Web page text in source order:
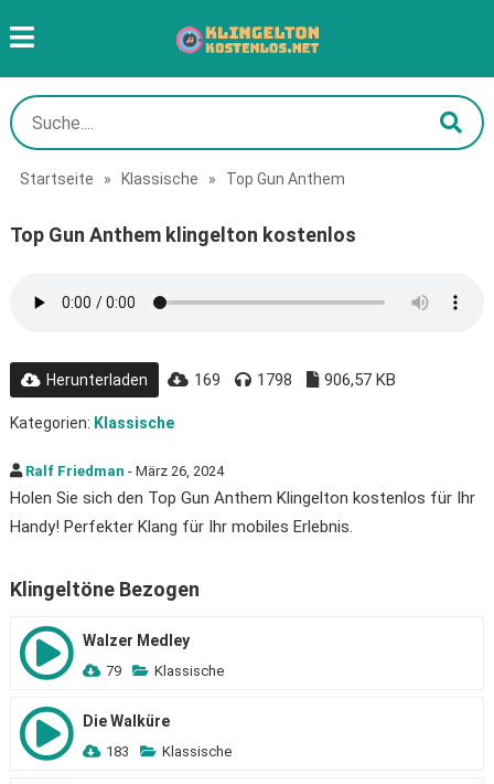
Startseite » Klassische » Top Gun Anthem
Top Gun Anthem klingelton kostenlos
Herunterladen 169 1798 906,57 KB
Kategorien: Klassische
Ralf Friedman - März 26, 2024
Holen Sie sich den Top Gun Anthem Klingelton kostenlos für Ihr
Handy! Perfekter Klang für Ihr mobiles Erlebnis.
Klingeltöne Bezogen
Walzer Medley
79 Klassische
Die Walküre
183 Klassische